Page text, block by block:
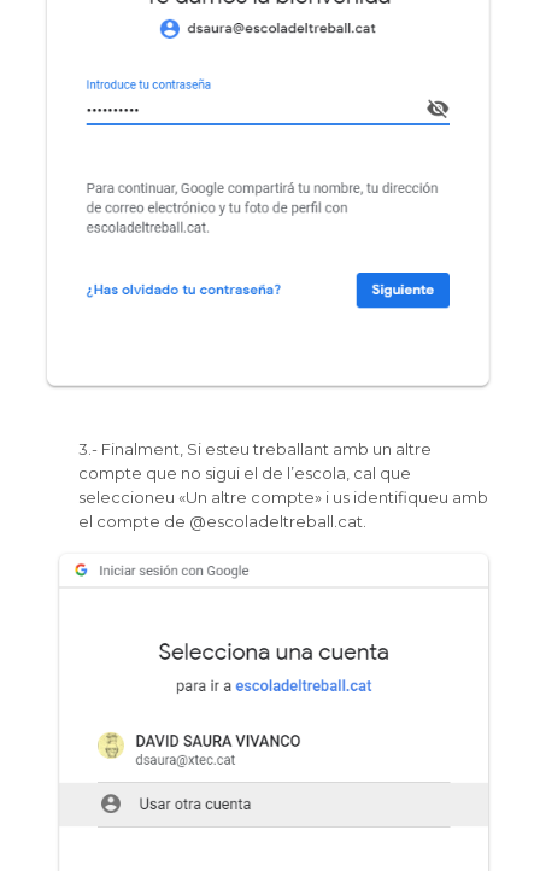
3.- Finalment, Si esteu treballant amb un altre
compte que no sigui el de l’escola, cal que
seleccioneu «Un altre compte» i us identifiqueu amb
el compte de @escoladeltreball.cat